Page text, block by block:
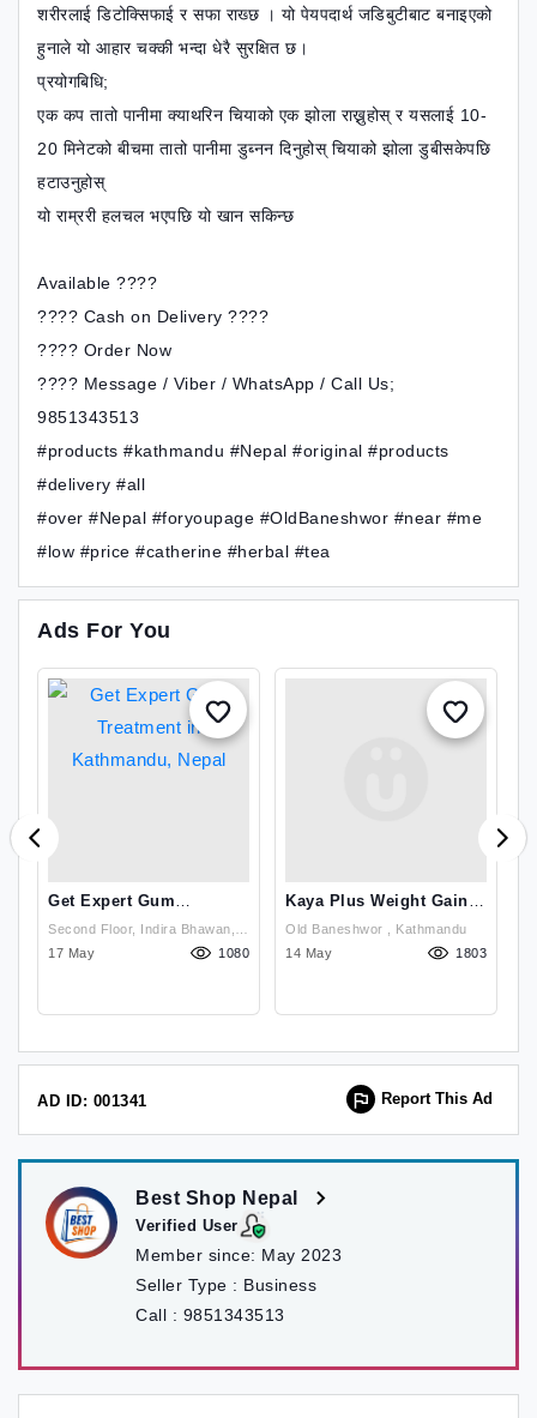
शरीरलाई डिटोक्सिफाई र सफा राख्छ । यो पेयपदार्थ जडिबुटीबाट बनाइएको
हुनाले यो आहार चक्की भन्दा धेरै सुरक्षित छ।
प्रयोगबिधि;
एक कप तातो पानीमा क्याथरिन चियाको एक झोला राख्नुहोस् र यसलाई 10-
20 मिनेटको बीचमा तातो पानीमा डुब्नन दिनुहोस् चियाको झोला डुबीसकेपछि
हटाउनुहोस्
यो राम्ररी हलचल भएपछि यो खान सकिन्छ
Available ????
???? Cash on Delivery ????
???? Order Now
???? Message / Viber / WhatsApp / Call Us;
9851343513
#products #kathmandu #Nepal #original #products
#delivery #all
#over #Nepal #foryoupage #OldBaneshwor #near #me
#low #price #catherine #herbal #tea
Ads For You
Get Expert Gum
Treatment In Kathmandu,
Nepal
Second Floor, Indira Bhawan,
Damkal Chakrapath,
17 May 1080
Kaya Plus Weight Gain
Ayurvedic
Old Baneshwor , Kathmandu
14 May
1803
AD ID: 001341 Report This Ad
Best Shop Nepal
Verified User
Member since: May 2023
Seller Type : Business
Call : 9851343513